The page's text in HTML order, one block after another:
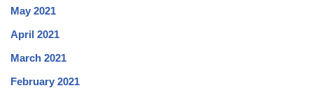
May 2021
April 2021
March 2021
February 2021